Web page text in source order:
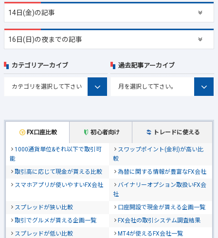
14日(金)の記事
16日(日)の夜までの記事
FX口座比較 初心者向け トレードに使える
1000通貨単位&それ以下で取引可
能
スワップポイント(金利)が高い比
較
取引高に応じて現金が貰える比較
為替に関する情報が豊富なFX会社
スマホアプリが使いやすいFX会社
バイナリーオプション取扱いFX会
社
スプレッドが狭い比較
口座開設で現金が貰える企画一覧
取引でグルメが貰える企画一覧
FX会社の取引システム調査結果
スプレッドが低い比較
MT4が使えるFX会社一覧
カテゴリアーカイブ 過去記事アーカイブ